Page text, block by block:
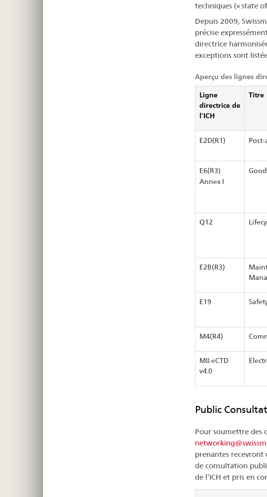
techniques (« state
Depuis 2009,
précise
directrice
exceptions sont
Aperçu des lignes
Ligne
directrice de
l’ICH
Titre
E2D(R1)
E6(R3)
Annex I
Q12
E2B(R3)
E19
M4(R4)
M8 eCTD
v4.0
Public
Pour soumettre des
prenantes recevront
de consultation
de l’ICH et pris en